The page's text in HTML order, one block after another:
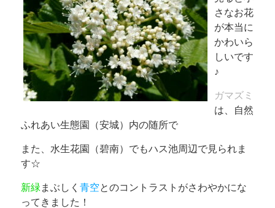
さなお花
が本当に
かわいら
しいです
♪
ガマズミ
は、自然
ふれあい生態園（安城）内の随所で
また、水生花園（碧南）でもハス池周辺で見られま
す☆
新緑 まぶしく青空とのコントラストがさわやかにな
ってきました！